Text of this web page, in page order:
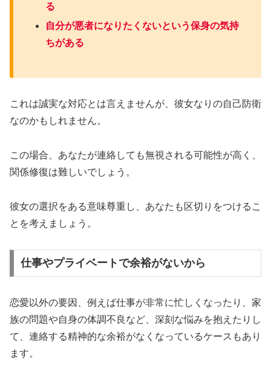
る
自分が悪者になりたくないという保身の気持
ちがある
これは誠実な対応とは言えませんが、彼女なりの自己防衛
なのかもしれません。
この場合、あなたが連絡しても無視される可能性が高く、
関係修復は難しいでしょう。
彼女の選択をある意味尊重し、あなたも区切りをつけるこ
とを考えましょう。
仕事やプライベートで余裕がないから
恋愛以外の要因、例えば仕事が非常に忙しくなったり、家
族の問題や自身の体調不良など、深刻な悩みを抱えたりし
て、連絡する精神的な余裕がなくなっているケースもあり
ます。